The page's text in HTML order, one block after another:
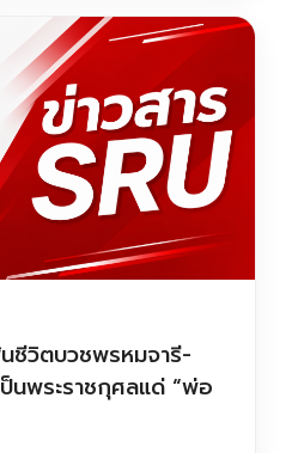
ชีวิตบวชพรหมจารี-
นพระราชกุศลแด่ “พ่อ